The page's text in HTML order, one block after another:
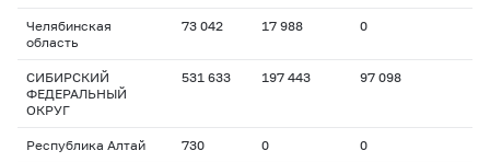
Челябинская
область
73 042 17 988 0
СИБИРСКИЙ
ФЕДЕРАЛЬНЫЙ
ОКРУГ
531 633 197 443 97 098
Республика Алтай 730 0 0